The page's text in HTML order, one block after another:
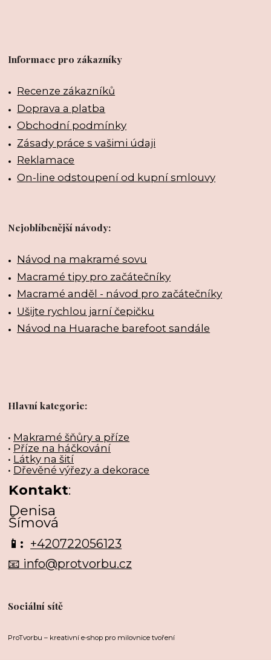
Informace pro zákazníky
Recenze zákazníků
Doprava a platba
Obchodní podmínky
Zásady práce s vašimi údaji
Reklamace
On-line odstoupení od kupní smlouvy
Nejoblíbenější návody:
Návod na makramé sovu
Macramé tipy pro začátečníky
Macramé anděl - návod pro začátečníky
Ušijte rychlou jarní čepičku
Návod na Huarache barefoot sandále
Hlavní kategorie:
• Makramé šňůry a příze
• Příze na háčkování
• Látky na šití
• Dřevěné výřezy a dekorace
Kontakt:
Denisa
Šímová
📱: +420722056123
📧 info@protvorbu.cz
Sociální sítě
ProTvorbu – kreativní e-shop pro milovnice tvoření